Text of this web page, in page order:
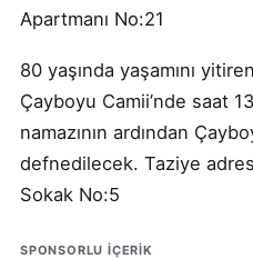
Apartmanı No:21
80 yaşında yaşamını
Çayboyu Camii’nde saat
namazının ardından
defnedilecek. Taziye
Sokak No:5
SPONSORLU IÇERIK